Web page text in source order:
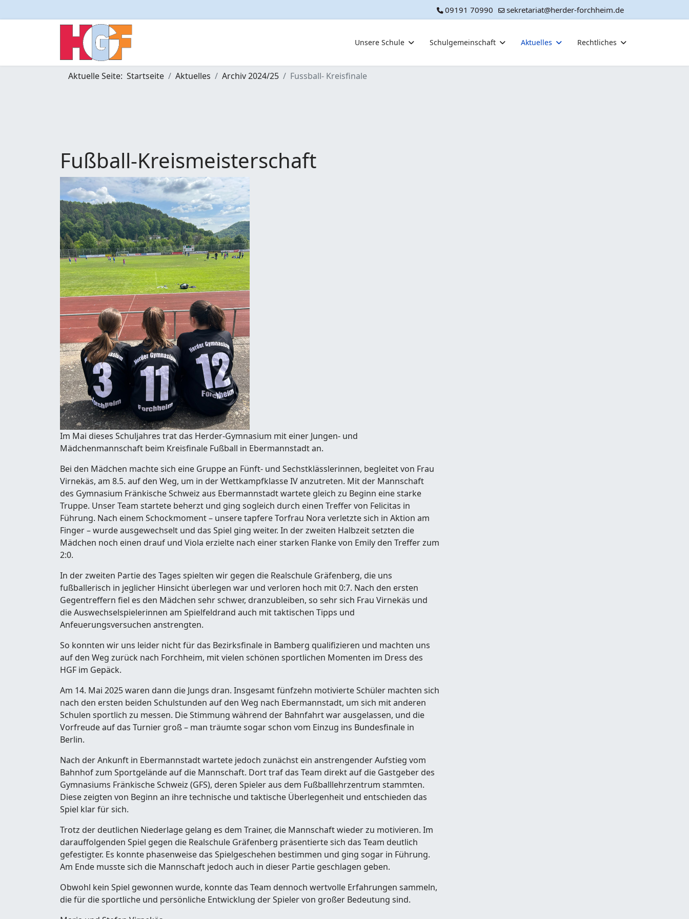
09191 70990 sekretariat@herder-forchheim.de
Unsere Schule Schulgemeinschaft Aktuelles Rechtliches
Aktuelle Seite: Startseite Aktuelles Archiv 2024/25 Fussball- Kreisfinale
Fußball-Kreismeisterschaft
Im Mai dieses Schuljahres trat das Herder-Gymnasium mit einer Jungen- und
Mädchenmannschaft beim Kreisfinale Fußball in Ebermannstadt an.
Bei den Mädchen machte sich eine Gruppe an Fünft- und Sechstklässlerinnen, begleitet von Frau
Virnekäs, am 8.5. auf den Weg, um in der Wettkampfklasse IV anzutreten. Mit der Mannschaft
des Gymnasium Fränkische Schweiz aus Ebermannstadt wartete gleich zu Beginn eine starke
Truppe. Unser Team startete beherzt und ging sogleich durch einen Treffer von Felicitas in
Führung. Nach einem Schockmoment – unsere tapfere Torfrau Nora verletzte sich in Aktion am
Finger – wurde ausgewechselt und das Spiel ging weiter. In der zweiten Halbzeit setzten die
Mädchen noch einen drauf und Viola erzielte nach einer starken Flanke von Emily den Treffer zum
2:0.
In der zweiten Partie des Tages spielten wir gegen die Realschule Gräfenberg, die uns
fußballerisch in jeglicher Hinsicht überlegen war und verloren hoch mit 0:7. Nach den ersten
Gegentreffern fiel es den Mädchen sehr schwer, dranzubleiben, so sehr sich Frau Virnekäs und
die Auswechselspielerinnen am Spielfeldrand auch mit taktischen Tipps und
Anfeuerungsversuchen anstrengten.
So konnten wir uns leider nicht für das Bezirksfinale in Bamberg qualifizieren und machten uns
auf den Weg zurück nach Forchheim, mit vielen schönen sportlichen Momenten im Dress des
HGF im Gepäck.
Am 14. Mai 2025 waren dann die Jungs dran. Insgesamt fünfzehn motivierte Schüler machten sich
nach den ersten beiden Schulstunden auf den Weg nach Ebermannstadt, um sich mit anderen
Schulen sportlich zu messen. Die Stimmung während der Bahnfahrt war ausgelassen, und die
Vorfreude auf das Turnier groß – man träumte sogar schon vom Einzug ins Bundesfinale in
Berlin.
Nach der Ankunft in Ebermannstadt wartete jedoch zunächst ein anstrengender Aufstieg vom
Bahnhof zum Sportgelände auf die Mannschaft. Dort traf das Team direkt auf die Gastgeber des
Gymnasiums Fränkische Schweiz (GFS), deren Spieler aus dem Fußballlehrzentrum stammten.
Diese zeigten von Beginn an ihre technische und taktische Überlegenheit und entschieden das
Spiel klar für sich.
Trotz der deutlichen Niederlage gelang es dem Trainer, die Mannschaft wieder zu motivieren. Im
darauffolgenden Spiel gegen die Realschule Gräfenberg präsentierte sich das Team deutlich
gefestigter. Es konnte phasenweise das Spielgeschehen bestimmen und ging sogar in Führung.
Am Ende musste sich die Mannschaft jedoch auch in dieser Partie geschlagen geben.
Obwohl kein Spiel gewonnen wurde, konnte das Team dennoch wertvolle Erfahrungen sammeln,
die für die sportliche und persönliche Entwicklung der Spieler von großer Bedeutung sind.